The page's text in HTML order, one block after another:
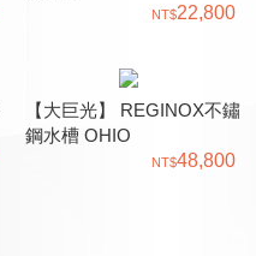
22,800
【大巨光】 REGINOX不鏽
鋼水槽 OHIO
48,800